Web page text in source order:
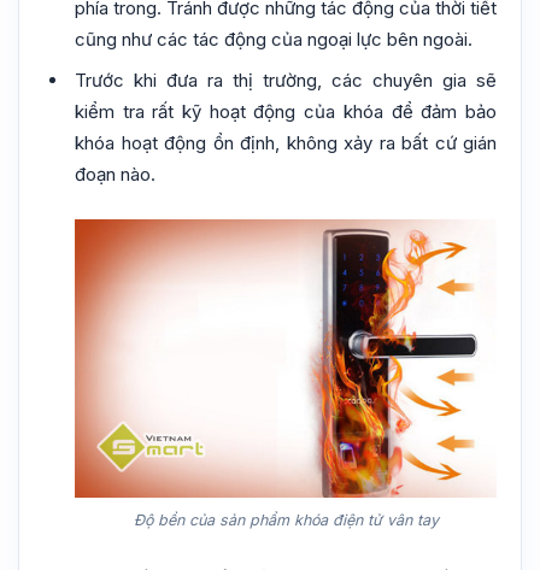
phía trong. Tránh được những tác động của thời tiết
cũng như các tác động của ngoại lực bên ngoài.
Trước khi đưa ra thị trường, các chuyên gia sẽ
kiểm tra rất kỹ hoạt động của khóa để đảm bảo
khóa hoạt động ổn định, không xảy ra bất cứ gián
đoạn nào.
Độ bền của sản phẩm khóa điện tử vân tay